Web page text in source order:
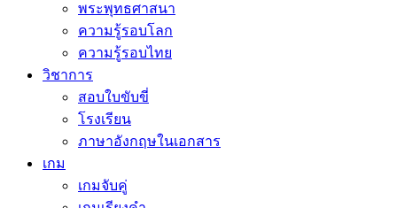
พระพุทธศาสนา
ความรู้รอบโลก
ความรู้รอบไทย
วิชาการ
สอบใบขับขี่
โรงเรียน
ภาษาอังกฤษในเอกสาร
เกม
เกมจับคู่